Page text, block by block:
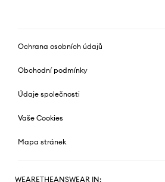
Ochrana osobních údajů
Obchodní podmínky
Údaje společnosti
Vaše Cookies
Mapa stránek
WEARETHEANSWEAR IN: